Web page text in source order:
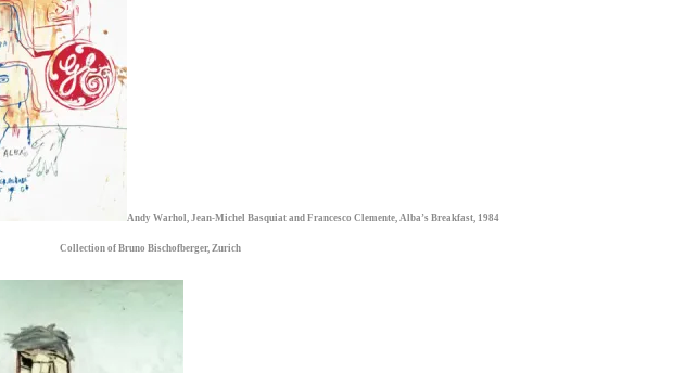
Andy Warhol, Jean-Michel Basquiat and Francesco Clemente, Alba’s Breakfast, 1984
Collection of Bruno Bischofberger, Zurich